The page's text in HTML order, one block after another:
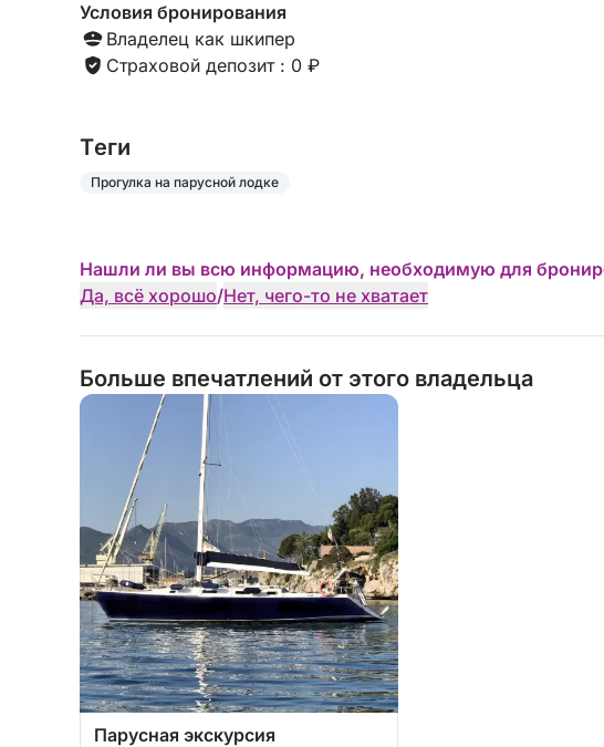
Условия бронирования
Владелец как шкипер
Страховой депозит : 0 ₽
Tеги
Прогулка на парусной лодке
Нашли ли вы всю информацию, необходимую для
Да, всё хорошо/Нет, чего-то не хватает
Больше впечатлений от этого владельца
Парусная экскурсия